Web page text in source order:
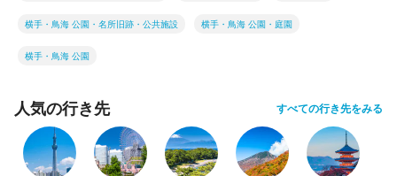
横手・鳥海 公園・名所旧跡・公共施設 横手・鳥海 公園・庭園
横手・鳥海 公園
人気の行き先 すべての行き先をみる